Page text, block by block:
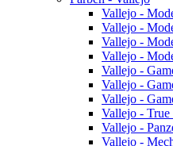
Vallejo -
Vallejo -
Vallejo -
Vallejo -
Vallejo -
Vallejo -
Vallejo -
Vallejo -
Vallejo -
Vallejo -